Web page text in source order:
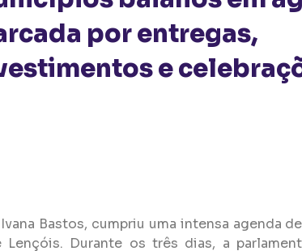
por entregas,
e
Bastos, cumpriu uma intensa agenda
Durante os três dias, a